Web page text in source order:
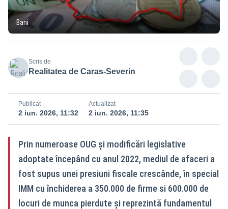
Bani
Scris de
Realitatea de Caras-Severin
Publicat
2 iun. 2026, 11:32
Actualizat
2 iun. 2026, 11:35
Prin numeroase OUG și modificări legislative
adoptate începând cu anul 2022, mediul de afaceri a
fost supus unei presiuni fiscale crescânde, în special
IMM cu închiderea a 350.000 de firme si 600.000 de
locuri de munca pierdute și reprezintă fundamentul